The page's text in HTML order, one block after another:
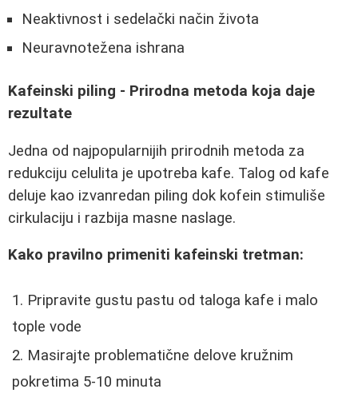
Neaktivnost i sedelački način života
Neuravnotežena ishrana
Kafeinski piling - Prirodna metoda koja daje
rezultate
Jedna od najpopularnijih prirodnih metoda za
redukciju celulita je upotreba kafe. Talog od kafe
deluje kao izvanredan piling dok kofein stimuliše
cirkulaciju i razbija masne naslage.
Kako pravilno primeniti kafeinski tretman:
Pripravite gustu pastu od taloga kafe i malo
tople vode
Masirajte problematične delove kružnim
pokretima 5-10 minuta